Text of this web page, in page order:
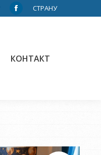
Facebook
in
СТРАНУ
КОНТАКТ